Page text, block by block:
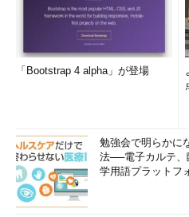
「Bootstrap 4 alpha」が登場
勉強会で明らかに
法──電子カルテ、
学用語プラットフ